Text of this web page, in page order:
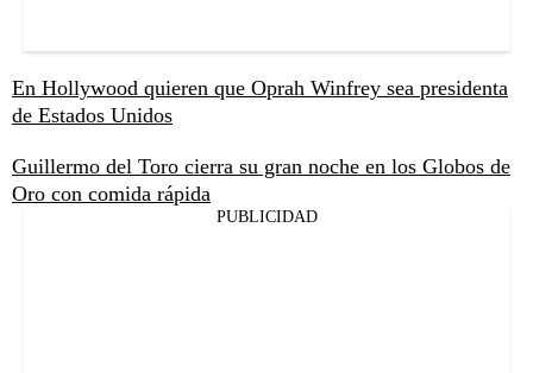
En Hollywood quieren que Oprah Winfrey sea presidenta
de Estados Unidos
Guillermo del Toro cierra su gran noche en los Globos de
Oro con comida rápida
PUBLICIDAD